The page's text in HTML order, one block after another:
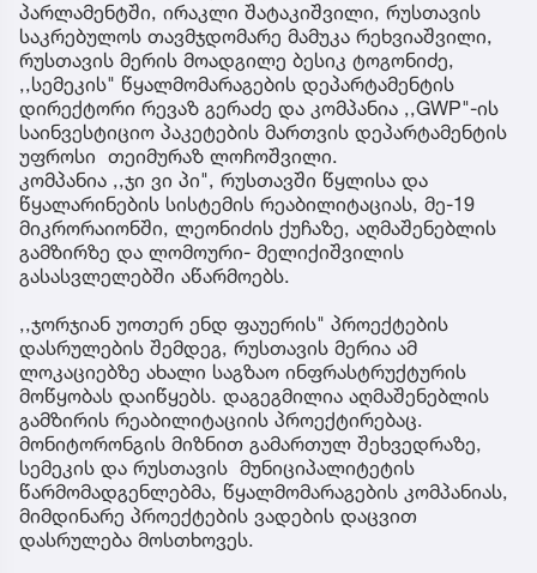
პარლამენტში, ირაკლი შატაკიშვილი, რუსთავის
საკრებულოს თავმჯდომარე მამუკა რეხვიაშვილი,
რუსთავის მერის მოადგილე ბესიკ ტოგონიძე,
,,სემეკის" წყალმომარაგების დეპარტამენტის
დირექტორი რევაზ გერაძე და კომპანია ,,GWP"-ის
საინვესტიციო პაკეტების მართვის დეპარტამენტის
უფროსი თეიმურაზ ლოჩოშვილი.
კომპანია ,,ჯი ვი პი", რუსთავში წყლისა და
წყალარინების სისტემის რეაბილიტაციას, მე-19
მიკრორაიონში, ლეონიძის ქუჩაზე, აღმაშენებლის
გამზირზე და ლომოური- მელიქიშვილის
გასასვლელებში აწარმოებს.
,,ჯორჯიან უოთერ ენდ ფაუერის" პროექტების
დასრულების შემდეგ, რუსთავის მერია ამ
ლოკაციებზე ახალი საგზაო ინფრასტრუქტურის
მოწყობას დაიწყებს. დაგეგმილია აღმაშენებლის
გამზირის რეაბილიტაციის პროექტირებაც.
მონიტორონგის მიზნით გამართულ შეხვედრაზე,
სემეკის და რუსთავის მუნიციპალიტეტის
წარმომადგენლებმა, წყალმომარაგების კომპანიას,
მიმდინარე პროექტების ვადების დაცვით
დასრულება მოსთხოვეს.